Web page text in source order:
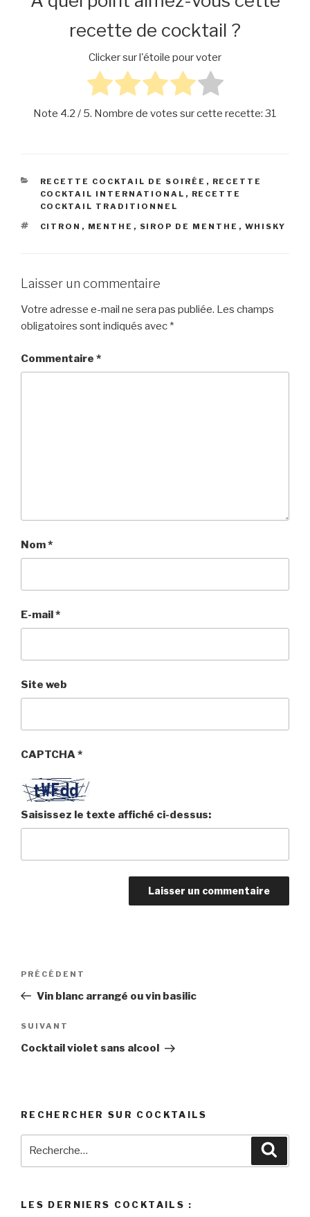
recette de cocktail ?
Clicker sur l'étoile pour voter
Note 4.2 / 5. Nombre de votes sur cette recette: 31
CATÉGORIES
RECETTE COCKTAIL DE SOIRÉE , RECETTE
COCKTAIL INTERNATIONAL , RECETTE
COCKTAIL TRADITIONNEL
ÉTIQUETTES
CITRON , MENTHE , SIROP DE MENTHE , WHISKY
Laisser un commentaire
Votre adresse e-mail ne sera pas publiée. Les champs
obligatoires sont indiqués avec *
Commentaire *
Nom*
E-mail*
Site web
CAPTCHA*
Saisissez le texte affiché ci-dessus:
Navigation
l’article
Article
précédent
PRÉCÉDENT
Vin blanc arrangé ou vin basilic
Article
suivant
SUIVANT
Cocktail violet sans alcool
RECHERCHER SUR COCKTAILS
LES DERNIERS COCKTAILS :